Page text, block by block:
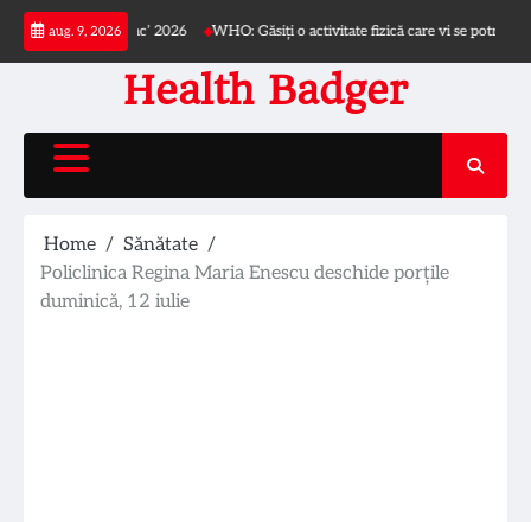
Skip
content
aug. 9, 2026
Czihac’ 2026 WHO: Găsiți o activitate fizică care vi se potrivește
Health Badger
Home
Sănătate
Policlinica Regina Maria Enescu deschide porțile
duminică, 12 iulie